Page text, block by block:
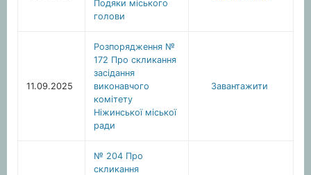
Подяки міського
голови
11.09.2025
Розпорядження №
172 Про скликання
засідання
виконавчого
комітету
Ніжинської міської
ради
Завантажити
№ 204 Про
скликання